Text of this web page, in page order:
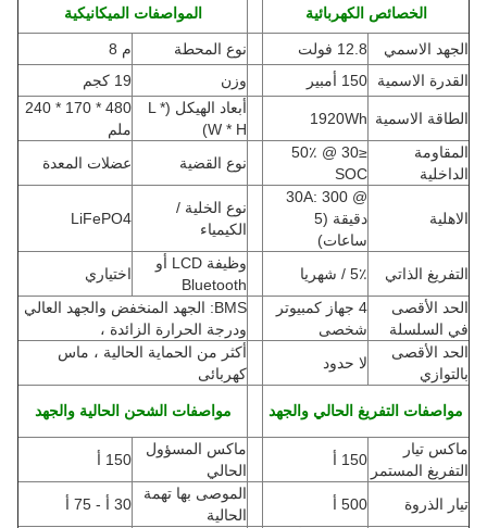
الخصائص الكهربائية المواصفات الميكانيكية
الجهد الاسمي 12.8 فولت نوع المحطة
م 8
القدرة الاسمية
150 أمبير وزن 19 كجم
الطاقة الاسمية 1920Wh
أبعاد الهيكل (L *
W * H
)
480 * 170 * 240
ملم
المقاومة
الداخلية
≤30 @ 50٪
SOC
نوع القضية عضلات المعدة
الاهلية
@ 30A: 300
دقيقة (5
ساعات)
نوع الخلية /
الكيمياء
LiFePO4
التفريغ الذاتي 5٪ / شهريا
وظيفة LCD أو
Bluetooth
اختياري
الحد الأقصى
في السلسلة
4 جهاز كمبيوتر
شخصى
BMS: الجهد المنخفض والجهد العالي
ودرجة الحرارة الزائدة ،
الحد الأقصى
بالتوازي
لا حدود
أكثر من الحماية الحالية ، ماس
كهربائى
مواصفات التفريغ الحالي والجهد مواصفات الشحن الحالية والجهد
ماكس تيار
التفريغ المستمر
150 أ
ماكس المسؤول
الحالي
150 أ
تيار الذروة 500 أ
الموصى بها تهمة
الحالية
30 أ - 75 أ